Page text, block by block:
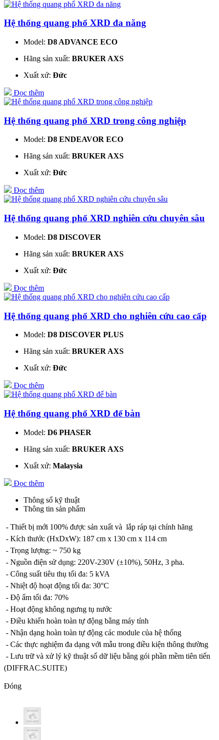
Hệ thống quang phổ XRD đa năng
Model: D8 ADVANCE ECO
Hãng sản xuất: BRUKER AXS
Xuất xứ: Đức
Đọc thêm
Hệ thống quang phổ XRD trong công nghiệp
Model: D8 ENDEAVOR ECO
Hãng sản xuất: BRUKER AXS
Xuất xứ: Đức
Đọc thêm
Hệ thống quang phổ XRD nghiên cứu chuyên sâu
Model: D8 DISCOVER
Hãng sản xuất: BRUKER AXS
Xuất xứ: Đức
Đọc thêm
Hệ thống quang phổ XRD cho nghiên cứu cao cấp
Model: D8 DISCOVER PLUS
Hãng sản xuất: BRUKER AXS
Xuất xứ: Đức
Đọc thêm
Hệ thống quang phổ XRD để bàn
Model: D6 PHASER
Hãng sản xuất: BRUKER AXS
Xuất xứ: Malaysia
Đọc thêm
Thông số kỹ thuật
Thông tin sản phẩm
- Thiết bị mới 100% được sản xuất và lắp ráp tại chính hãng
- Kích thước (HxDxW): 187 cm x 130 cm x 114 cm
- Trọng lượng: ~ 750 kg
- Nguồn điện sử dụng: 220V-230V (±10%), 50Hz, 3 pha.
- Công suất tiêu thụ tối đa: 5 kVA
- Nhiệt độ hoạt động tối đa: 30°C
- Độ ẩm tối đa: 70%
- Hoạt động không ngưng tụ nước
- Điều khiển hoàn toàn tự động bằng máy tính
- Nhận dạng hoàn toàn tự động các module của hệ thống
- Các thực nghiệm đa dạng với mẫu trong điều kiện thông thường
- Lưu trữ và xử lý kỹ thuật số dữ liệu bằng gói phần mềm tiên tiến
(DIFFRAC.SUITE)
Đóng